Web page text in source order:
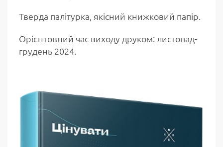
Тверда палітурка, якісний книжковий папір.
Орієнтовний час виходу друком: листопад-
грудень 2024.